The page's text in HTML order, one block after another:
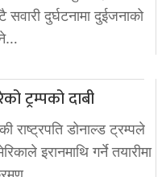
दुर्घटनामा दुईजनाको
ट्रम्पको दाबी
राष्ट्रपति डोनाल्ड ट्रम्पले
इरानमाथि गर्ने तयारीमा